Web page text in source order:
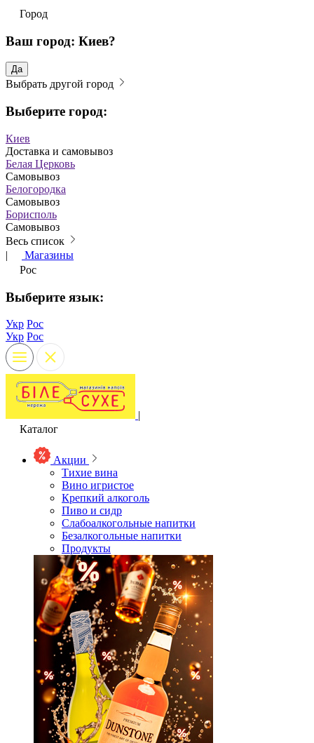
Город
Ваш город: Киев?
Да
Выбрать другой город
Выберите город:
Киев
Доставка и самовывоз
Белая Церковь
Самовывоз
Белогородка
Самовывоз
Борисполь
Самовывоз
Весь список
|
Магазины
Рос
Выберите язык:
Укр Рос
Укр Рос
|
Каталог
Акции
Тихие вина
Вино игристое
Крепкий алкоголь
Пиво и сидр
Слабоалкогольные напитки
Безалкогольные напитки
Продукты